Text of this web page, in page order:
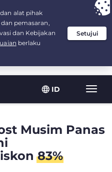
ID
years at $
Musim Panas
83%